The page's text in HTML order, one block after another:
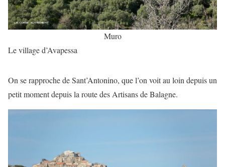
Muro
Le village d’Avapessa
On se rapproche de Sant’Antonino, que l’on voit au loin depuis un
petit moment depuis la route des Artisans de Balagne.